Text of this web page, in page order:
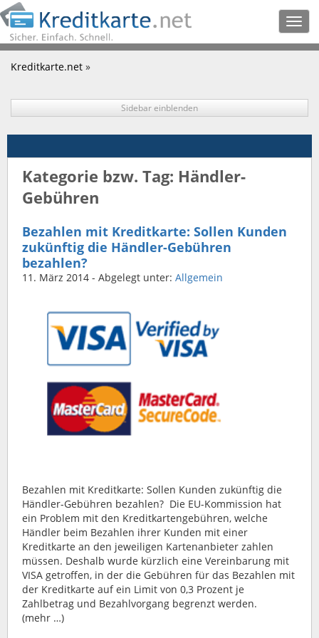
Kreditkarte.net »
Sidebar einblenden
Kategorie bzw. Tag: Händler-
Gebühren
Bezahlen mit Kreditkarte: Sollen Kunden
zukünftig die Händler-Gebühren
bezahlen?
11. März 2014 - Abgelegt unter: Allgemein
Bezahlen mit Kreditkarte: Sollen Kunden zukünftig die
Händler-Gebühren bezahlen? Die EU-Kommission hat
ein Problem mit den Kreditkartengebühren, welche
Händler beim Bezahlen ihrer Kunden mit einer
Kreditkarte an den jeweiligen Kartenanbieter zahlen
müssen. Deshalb wurde kürzlich eine Vereinbarung mit
VISA getroffen, in der die Gebühren für das Bezahlen mit
der Kreditkarte auf ein Limit von 0,3 Prozent je
Zahlbetrag und Bezahlvorgang begrenzt werden.
(mehr …)